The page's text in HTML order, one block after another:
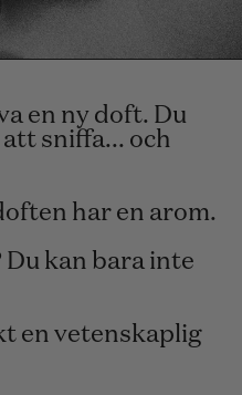
en ny doft. Du
sniffa... och
har en arom.
Du kan bara inte
en vetenskaplig